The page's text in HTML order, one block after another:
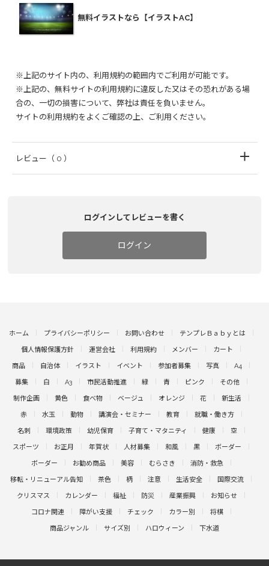
無料イラストなら【イラストAC】
※上記のサイト内の、利用規約の範囲内でご利用が可能です。
※上記の、無料サイトの利用規約に違反した又はその恐れがある場
合の、一切の損害について、弊社は責任を負いません。
サイトの利用規約をよくご確認の上、ご利用ください。
レビュー （ 0 ）
ログインしてレビューを書く
ログイン
ホーム プライバシーポリシー お問い合わせ テンプレＢａｂｙとは
個人情報保護方針 運営会社 利用規約 メンバー カート
商品 自治体 イラスト イベント 参加者募集 写真 A4
募集 白 A3 市民活動推進 緑 青 ピンク その他
制作企画 黄色 食べ物 ベージュ オレンジ 花 新生活
赤 水玉 動物 講演会・セミナー 教育 就職・働き方
名刺 環境政策 幼児保育 子育て・マタニティ 健康 空
スポーツ お正月 年賀状 人材募集 和風 黒 ボーダー
ボーダー お勧め商品 美容 むらさき 消防・救急
移転・リニューアル告知 茶色 柄 注意 生活安全 国際交流
クリスマス カレンダー 福祉 防災 産業振興 お知らせ
コロナ関連 障がい支援 チェック カラー別 将棋
商品ジャンル サイズ別 ハロウィーン 下水道